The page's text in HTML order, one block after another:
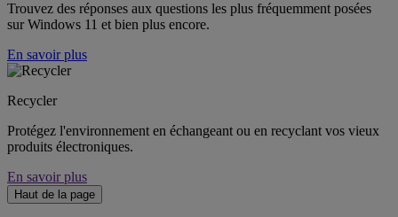
Trouvez des réponses aux questions les plus fréquemment posées
sur Windows 11 et bien plus encore.
En savoir plus
Recycler
Protégez l'environnement en échangeant ou en recyclant vos vieux
produits électroniques.
En savoir plus
Haut de la page